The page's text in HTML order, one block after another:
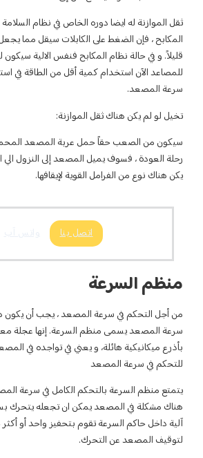
في نظام السلامة في حالة الكابلات ونظام
سيقل مما يجعل المصاعد أكثر أمانًا
الالية سيكون لها الحكم، حيث يمكن
من الطاقة في استعمال الفرامل لإبطاء
المصعد المحملة بالكامل، ولكن في
إلى النزول الي الأرض بمفرده إن لم
، يجب أن يكون هناك جهاز منفصل يدير
إنها عجلة معقدة للغاية مدعومة
تواجده في المصعد بامكان توليد اليتين
في سرعة المصعد، لذلك إذا كانت
تجعله يتحرك بسرعة كبيرة ، فإن أول
واحد أو أكثر من انظمة الفرامل